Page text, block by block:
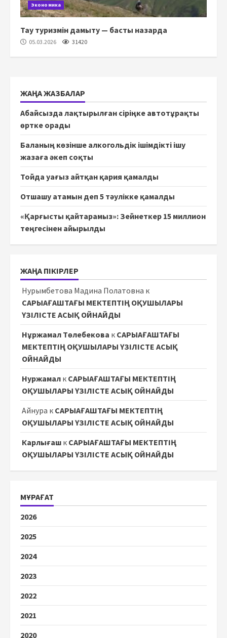
Экономика
Тау туризмін дамыту — басты назарда
05.03.2026 31420
ЖАҢА ЖАЗБАЛАР
Абайсызда лақтырылған сіріңке автотұрақты
өртке орады
Баланың көзінше алкогольдік ішімдікті ішу
жазаға әкеп соқты
Тойда уағыз айтқан қария қамалды
Отшашу атамын деп 5 тәулікке қамалды
«Қарғысты қайтарамыз»: Зейнеткер 15 миллион
теңгесінен айырылды
ЖАҢА ПІКІРЛЕР
Нурымбетова Мадина Полатовна к
САРЫАҒАШТАҒЫ МЕКТЕПТІҢ ОҚУШЫЛАРЫ
ҮЗІЛІСТЕ АСЫҚ ОЙНАЙДЫ
Нұржамал Төлебекова к САРЫАҒАШТАҒЫ
МЕКТЕПТІҢ ОҚУШЫЛАРЫ ҮЗІЛІСТЕ АСЫҚ
ОЙНАЙДЫ
Нуржамал к САРЫАҒАШТАҒЫ МЕКТЕПТІҢ
ОҚУШЫЛАРЫ ҮЗІЛІСТЕ АСЫҚ ОЙНАЙДЫ
Айнура к САРЫАҒАШТАҒЫ МЕКТЕПТІҢ
ОҚУШЫЛАРЫ ҮЗІЛІСТЕ АСЫҚ ОЙНАЙДЫ
Карлығаш к САРЫАҒАШТАҒЫ МЕКТЕПТІҢ
ОҚУШЫЛАРЫ ҮЗІЛІСТЕ АСЫҚ ОЙНАЙДЫ
МҰРАҒАТ
2026
2025
2024
2023
2022
2021
2020